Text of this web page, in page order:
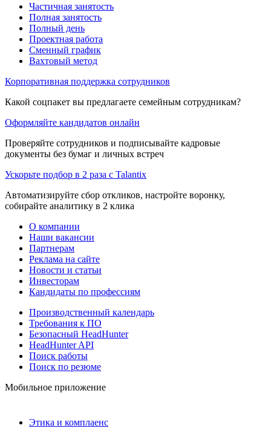
Частичная занятость
Полная занятость
Полный день
Проектная работа
Сменный график
Вахтовый метод
Корпоративная поддержка сотрудников
Какой соцпакет вы предлагаете семейным сотрудникам?
Оформляйте кандидатов онлайн
Проверяйте сотрудников и подписывайте кадровые
документы без бумаг и личных встреч
Ускорьте подбор в 2 раза с Talantix
Автоматизируйте сбор откликов, настройте воронку,
собирайте аналитику в 2 клика
О компании
Наши вакансии
Партнерам
Реклама на сайте
Новости и статьи
Инвесторам
Кандидаты по профессиям
Производственный календарь
Требования к ПО
Безопасный HeadHunter
HeadHunter API
Поиск работы
Поиск по резюме
Мобильное приложение
Этика и комплаенс